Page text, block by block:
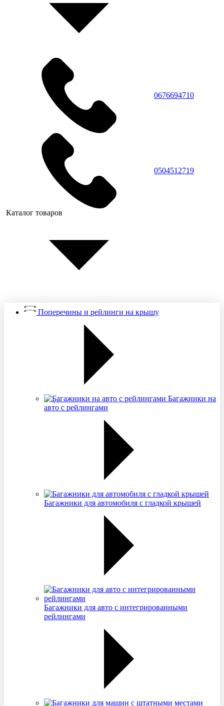
0676694710
0504512719
Каталог товаров
Поперечины и рейлинги на крышу
Багажники на
авто с рейлингами
Багажники для автомобиля с гладкой крышей
Багажники для авто с интегрированными
рейлингами